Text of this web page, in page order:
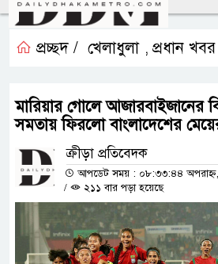
প্রচ্ছদ / খেলাধুলা , প্রধান খবর
মারিয়ার গোলে আজারবাইজানের
সমতায় ফিরলো বাংলাদেশের
ক্রীড়া প্রতিবেদক
আপডেট সময় : ০৮:৩৩:৪৪ অপরাহ্ন,
/
২১১ বার পড়া হয়েছে